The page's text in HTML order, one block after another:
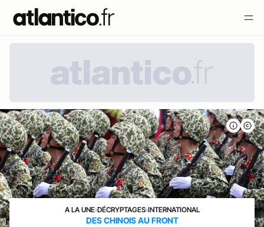
A LA UNE›DÉCRYPTAGES›INTERNATIONAL
DES CHINOIS AU FRONT